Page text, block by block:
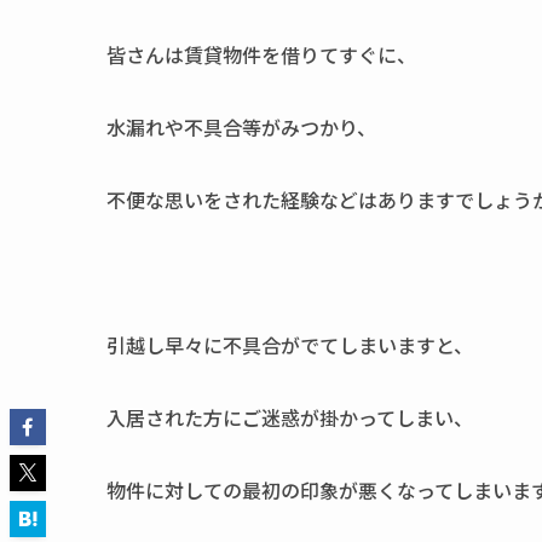
皆さんは賃貸物件を借りてすぐに、
水漏れや不具合等がみつかり、
不便な思いをされた経験などはありますでしょう
引越し早々に不具合がでてしまいますと、
入居された方にご迷惑が掛かってしまい、
物件に対しての最初の印象が悪くなってしまいます